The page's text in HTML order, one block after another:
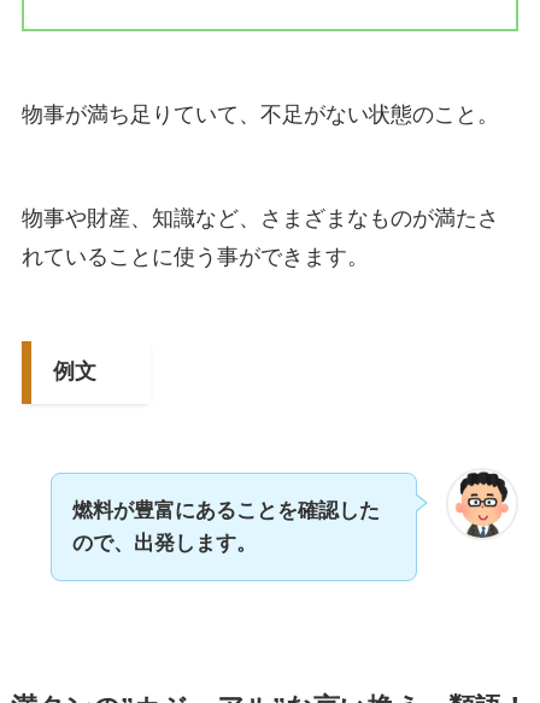
物事が満ち足りていて、不足がない状態のこと。
物事や財産、知識など、さまざまなものが満たさ
れていることに使う事ができます。
例文
燃料が豊富にあることを確認した
ので、出発します。